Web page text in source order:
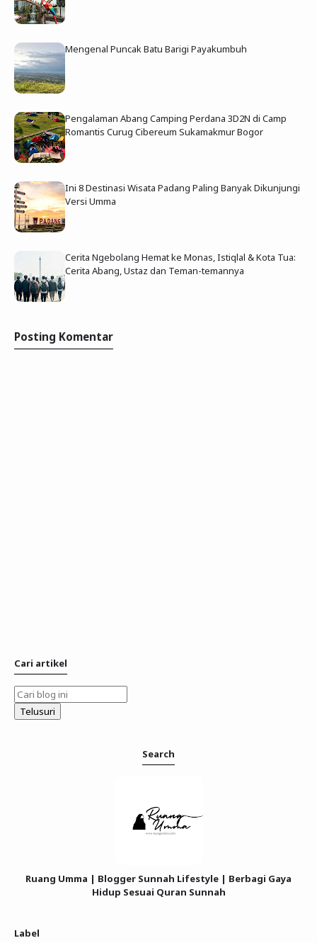
Mengenal Puncak Batu Barigi Payakumbuh
Pengalaman Abang Camping Perdana 3D2N di Camp
Romantis Curug Cibereum Sukamakmur Bogor
Ini 8 Destinasi Wisata Padang Paling Banyak Dikunjungi
Versi Umma
Cerita Ngebolang Hemat ke Monas, Istiqlal & Kota Tua:
Cerita Abang, Ustaz dan Teman-temannya
Posting Komentar
Cari artikel
Search
Ruang Umma | Blogger Sunnah Lifestyle | Berbagi Gaya
Hidup Sesuai Quran Sunnah
Label